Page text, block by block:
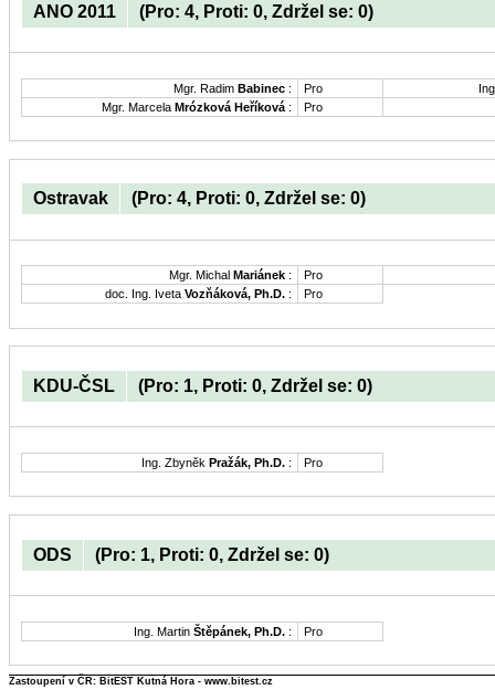
ANO 2011 (Pro: 4, Proti: 0, Zdržel se: 0)
Mgr. Radim Babinec : Pro
Mgr. Marcela Mrózková Heříková : Pro
Ostravak (Pro: 4, Proti: 0, Zdržel se: 0)
Mgr. Michal Mariánek :
Pro
doc. Ing. Iveta Vozňáková, Ph.D. : Pro
KDU-ČSL (Pro: 1, Proti: 0, Zdržel se: 0)
Ing. Zbyněk Pražák, Ph.D. : Pro
ODS (Pro: 1, Proti: 0, Zdržel se: 0)
Ing. Martin Štěpánek, Ph.D. : Pro
Zastoupení v ČR: BitEST Kutná Hora - www.bitest.cz